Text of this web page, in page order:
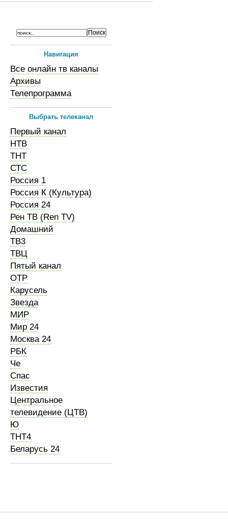
Навигация
Все онлайн тв каналы
Архивы
Телепрограмма
Выбрать телеканал
Первый канал
НТВ
ТНТ
СТС
Россия 1
Россия К (Культура)
Россия 24
Рен ТВ (Ren TV)
Домашний
ТВ3
ТВЦ
Пятый канал
ОТР
Карусель
Звезда
МИР
Мир 24
Москва 24
РБК
Че
Спас
Известия
Центральное
телевидение (ЦТВ)
Ю
ТНТ4
Беларусь 24